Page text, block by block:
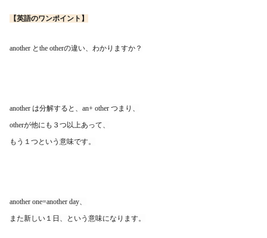
【英語のワンポイント】
another とthe otherの違い、わかりますか？
another は分解すると、an+ other つまり、
otherが他にも３つ以上あって、
もう１つという意味です。
another one=another day、
また新しい１日、という意味になります。